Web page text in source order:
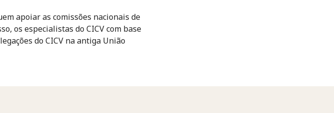
apoiar as comissões nacionais de
os especialistas do CICV com base
do CICV na antiga União